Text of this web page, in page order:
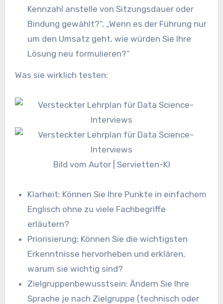
Kennzahl anstelle von Sitzungsdauer oder
Bindung gewählt?“, „Wenn es der Führung nur
um den Umsatz geht, wie würden Sie Ihre
Lösung neu formulieren?“
Was sie wirklich testen:
Bild vom Autor | Servietten-KI
Klarheit: Können Sie Ihre Punkte in einfachem
Englisch ohne zu viele Fachbegriffe
erläutern?
Priorisierung: Können Sie die wichtigsten
Erkenntnisse hervorheben und erklären,
warum sie wichtig sind?
Zielgruppenbewusstsein: Ändern Sie Ihre
Sprache je nach Zielgruppe (technisch oder